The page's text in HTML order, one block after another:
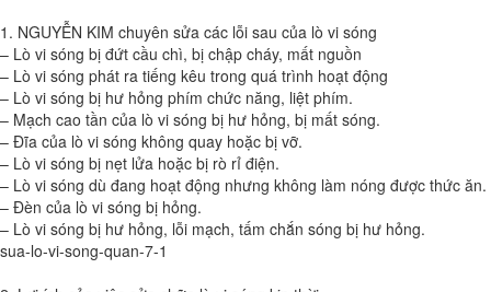
1. NGUYỄN KIM chuyên sửa các lỗi sau của lò vi sóng
– Lò vi sóng bị đứt cầu chì, bị chập cháy, mất nguồn
– Lò vi sóng phát ra tiếng kêu trong quá trình hoạt động
– Lò vi sóng bị hư hỏng phím chức năng, liệt phím.
– Mạch cao tần của lò vi sóng bị hư hỏng, bị mất sóng.
– Đĩa của lò vi sóng không quay hoặc bị vỡ.
– Lò vi sóng bị nẹt lửa hoặc bị rò rỉ điện.
– Lò vi sóng dù đang hoạt động nhưng không làm nóng được thức ăn.
– Đèn của lò vi sóng bị hỏng.
– Lò vi sóng bị hư hỏng, lỗi mạch, tấm chắn sóng bị hư hỏng.
sua-lo-vi-song-quan-7-1